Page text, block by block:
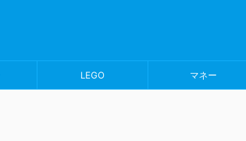
LEGO マネー